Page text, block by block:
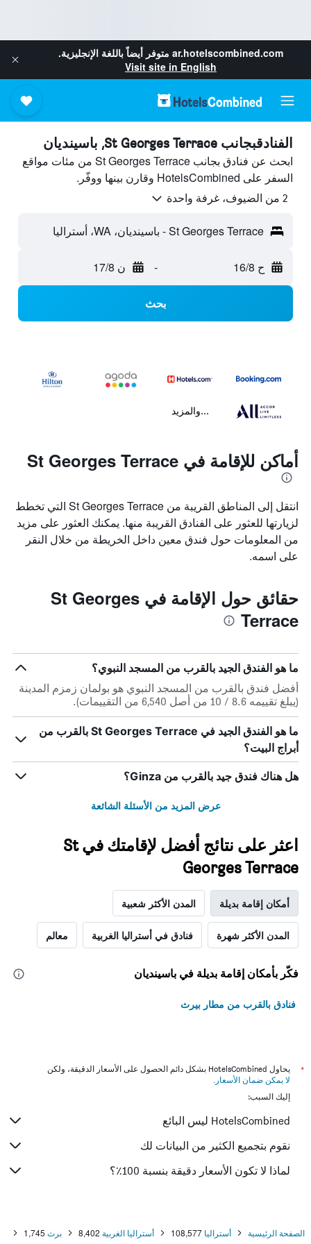
ar.hotelscombined.com متوفر أيضاً باللغة الإنجليزية.
Visit site in English
الفنادقبجانب St Georges Terrace, باسينديان
ابحث عن فنادق بجانب St Georges Terrace من مئات مواقع
السفر على HotelsCombined وقارن بينها ووفّر.
2 من الضيوف، غرفة واحدة
St Georges Terrace - باسينديان، WA، أستراليا
ح 16/8 - ن 17/8
بحث
...والمزيد
أماكن للإقامة في St Georges Terrace
انتقل إلى المناطق القريبة من St Georges Terrace التي تخطط
لزيارتها للعثور على الفنادق القريبة منها. يمكنك العثور على مزيد
من المعلومات حول فندق معين داخل الخريطة من خلال النقر
على اسمه.
حقائق حول الإقامة في St Georges
Terrace
ما هو الفندق الجيد بالقرب من المسجد النبوي؟
أفضل فندق بالقرب من المسجد النبوي هو بولمان زمزم المدينة
(يبلغ تقييمه 8.6 / 10 من أصل 6,540 من التقييمات).
ما هو الفندق الجيد في St Georges Terrace بالقرب من
أبراج البيت؟
هل هناك فندق جيد بالقرب من Ginza؟
عرض المزيد من الأسئلة الشائعة
اعثر على نتائج أفضل لإقامتك في St
Georges Terrace
أمكان إقامة بديلة المدن الأكثر شعبية
المدن الأكثر شهرة فنادق في أستراليا الغربية معالم
فكّر بأمكان إقامة بديلة في باسينديان
فنادق بالقرب من مطار بيرث
*
يحاول HotelsCombined بشكل دائم الحصول على الأسعار الدقيقة، ولكن
لا يمكن ضمان الأسعار .
إليك السبب:
HotelsCombined ليس البائع
نقوم بتجميع الكثير من البيانات لك
لماذا لا تكون الأسعار دقيقة بنسبة 100٪؟
الصفحة الرئيسية أستراليا 108,577 أستراليا الغربية 8,402 برث 1,745